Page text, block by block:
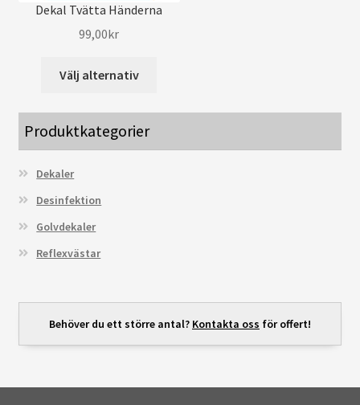
Dekal Tvätta Händerna
99,00kr
Välj alternativ
Produktkategorier
Dekaler
Desinfektion
Golvdekaler
Reflexvästar
Behöver du ett större antal? Kontakta oss för offert!